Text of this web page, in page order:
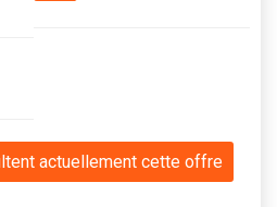
actuellement cette offre